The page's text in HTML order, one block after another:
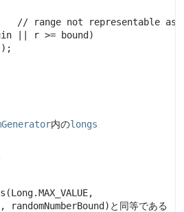
// range not representable as
|| r >= bound)
内のlongs
randomNumberBound) と同等である